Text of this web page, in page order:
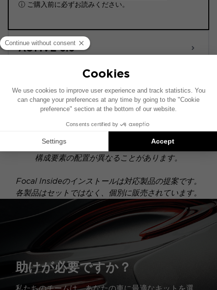
ⓘ ご購入前に必ずお読みください。
ACTIVE 6.0
このインストール図は、純正オーディオシステムを搭
イオプションが装備されている場合、本図に示された
構成要素の配置が異なることがあります。
Focal Insideのインストールは対応製品の提案です。
各製品はセットではなく、個別に販売されています。
助けが必要ですか？